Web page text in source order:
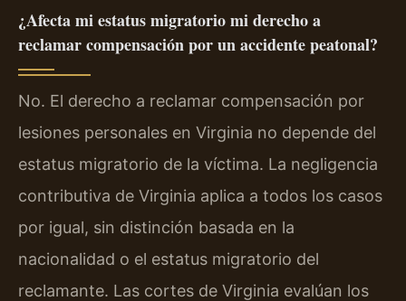
¿Afecta mi estatus migratorio mi derecho a
reclamar compensación por un accidente peatonal?
No. El derecho a reclamar compensación por
lesiones personales en Virginia no depende del
estatus migratorio de la víctima. La negligencia
contributiva de Virginia aplica a todos los casos
por igual, sin distinción basada en la
nacionalidad o el estatus migratorio del
reclamante. Las cortes de Virginia evalúan los